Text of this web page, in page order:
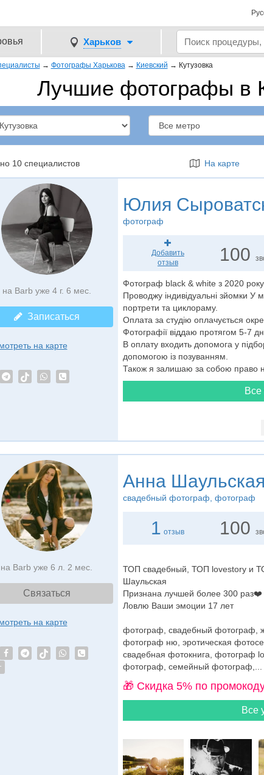
Харьков
→ Фотографы Харькова → Киевский → Кутузовка
Лучшие фотографы в
10 специалистов На карте
на Barb уже 4 г. 6 мес.
Записаться
на карте
Юлия
фотограф
Добавить
отзыв
100
Фотограф black & white з 2020 року.
Проводжу індивідуальні зйомки У
портрети та циклораму.
Оплата за студію оплачується
Фотографії віддаю протягом 5-7
В оплату входить допомога у
допомогою із позуванням.
Також я залишаю за собою право на
Все
на Barb уже 6 л. 2 мес.
Связаться
на карте
Анна Шаульская
свадебный фотограф , фотограф
1 отзыв 100
ТОП свадебный, ТОП lovestory и
Шаульская
Признана лучшей более 300 раз❤️
Ловлю Ваши эмоции 17 лет
фотограф, свадебный фотограф,
фотограф ню, эротическая
свадебная фотокнига, фотограф
фотограф, семейный фотограф,...
🎁 Cкидка 5% по
Все